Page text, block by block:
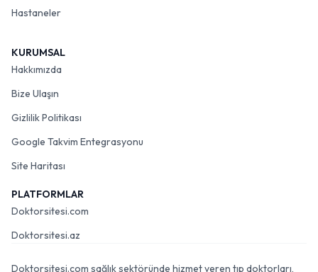
Hastaneler
KURUMSAL
Hakkımızda
Bize Ulaşın
Gizlilik Politikası
Google Takvim Entegrasyonu
Site Haritası
PLATFORMLAR
Doktorsitesi.com
Doktorsitesi.az
Doktorsitesi.com sağlık sektöründe hizmet veren tıp doktorları,